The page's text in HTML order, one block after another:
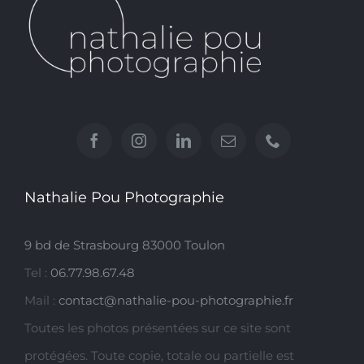
Nathalie Pou Photographie
9 bd de Strasbourg 83000 Toulon
Tel : 06.77.98.67.48
Mail : contact@nathalie-pou-photographie.fr
Toutes les photos présentées sur ce site sont
protégées. Toute copie, totale ou partielle est